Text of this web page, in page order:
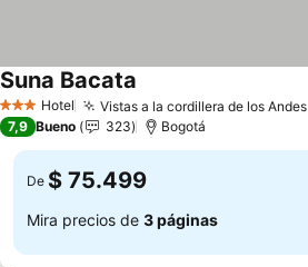
3 Estrellas
Hotel Vistas a la cordillera de los Andes
Suna Bacata
7,9 Bueno 323 Bogotá
De $ 75.499
Mira precios de 3 páginas